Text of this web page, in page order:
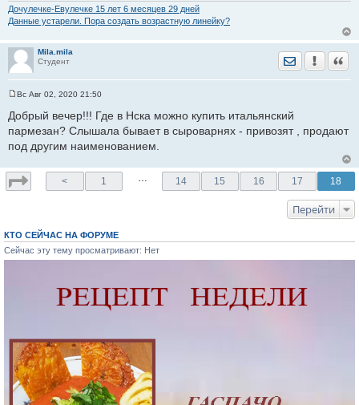
Дочулечке-Евулечке 15 лет 6 месяцев 29 дней
Данные устарели. Пора создать возрастную линейку?
Mila.mila
Студент
Отправить
о
б
щ
е
и
е
Вс Авг 02, 2020 21:50
Добрый вечер!!! Где в Нска можно купить итальянский
пармезан? Слышала бывает в сыроварнях - привозят , продают
под другим наименованием.
< 1 14 15 16 17 18
Перейти
КТО СЕЙЧАС НА ФОРУМЕ
Сейчас эту тему просматривают: Нет